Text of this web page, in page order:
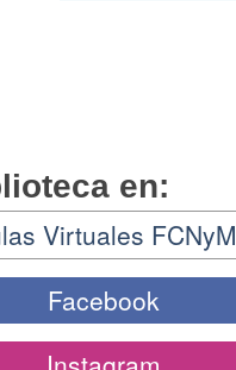
en:
Virtuales FCNyM
Facebook